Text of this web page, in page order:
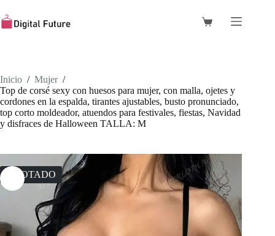
al
contenido
Carro
Inicio / Mujer /
Top de corsé sexy con huesos para mujer, con malla, ojetes y
cordones en la espalda, tirantes ajustables, busto pronunciado,
top corto moldeador, atuendos para festivales, fiestas, Navidad
y disfraces de Halloween TALLA: M
AGOTADO